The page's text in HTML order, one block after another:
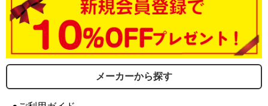
メーカーから探す